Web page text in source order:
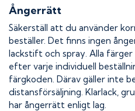
Ångerrätt
Säkerställ att du använder
beställer. Det finns ingen
lackstift och spray. Alla färger
efter varje individuell
färgkoden. Därav gäller inte
distansförsäljning. Klarlack,
har ångerrätt enligt lag.